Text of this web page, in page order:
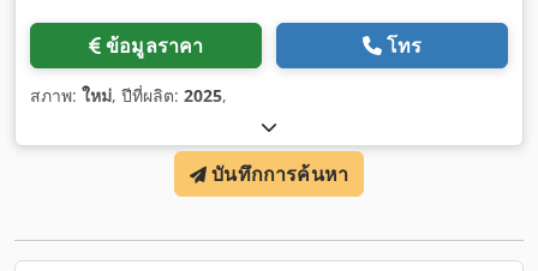
ข้อมูลราคา โทร
สภาพ: ใหม่, ปีที่ผลิต: 2025,
บันทึกการค้นหา